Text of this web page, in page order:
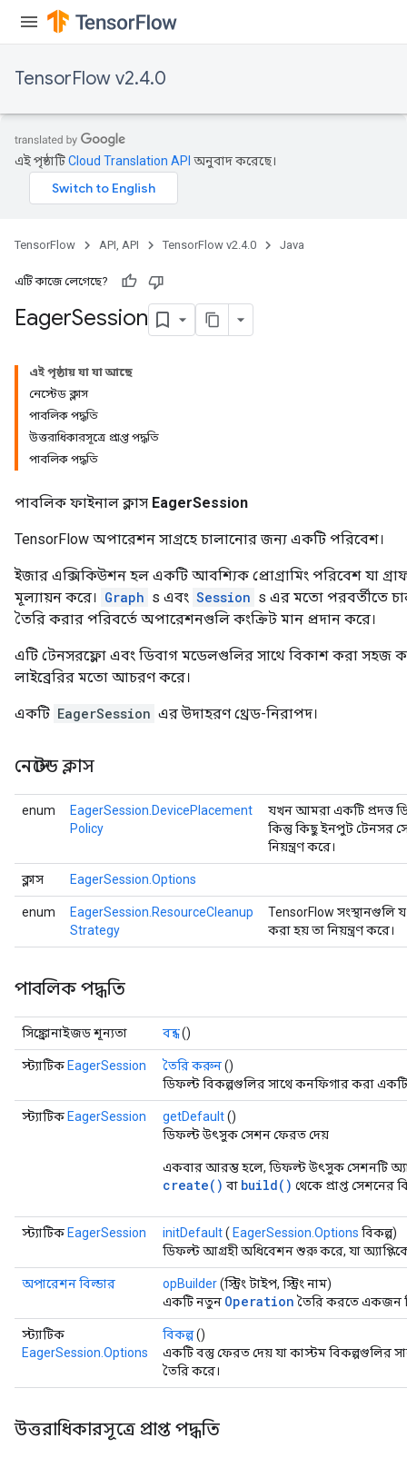
TensorFlow v2.4.0
এই পৃষ্ঠাটিCloud Translation API অনুবাদ করেছে।
TensorFlow API, API TensorFlow v2.4.0 Java
এটি কাজে লেগেছে?
EagerSession
এই পৃষ্ঠায় যা যা আছে
নেস্টেড ক্লাস
পাবলিক পদ্ধতি
উত্তরাধিকারসূত্রে প্রাপ্ত পদ্ধতি
পাবলিক পদ্ধতি
পাবলিক ফাইনাল ক্লাস EagerSession
TensorFlow অপারেশন সাগ্রহে চালানোর জন্য একটি পরিবেশ।
ইজার এক্সিকিউশন হল একটি আবশ্যিক প্রোগ্রামিং পরিবেশ যা
মূল্যায়ন করে। Graph s এবং Session s এর মতো পরবর্তীতে
তৈরি করার পরিবর্তে অপারেশনগুলি কংক্রিট মান প্রদান করে।
এটি টেনসরফ্লো এবং ডিবাগ মডেলগুলির সাথে বিকাশ করা সহজ
লাইব্রেরির মতো আচরণ করে।
একটি EagerSession এর উদাহরণ থ্রেড-নিরাপদ।
নেস্টেড ক্লাস
enum
EagerSession.DevicePlacement
Policy
যখন আমরা একটি প্রদত্ত
কিন্তু কিছু ইনপুট টেনসর
নিয়ন্ত্রণ করে।
ক্লাস EagerSession.Options
enum
EagerSession.ResourceCleanup
Strategy
TensorFlow সংস্থানগুলি
করা হয় তা নিয়ন্ত্রণ করে।
পাবলিক পদ্ধতি
সিঙ্ক্রোনাইজড শূন্যতা বন্ধ()
স্ট্যাটিক EagerSession তৈরি করুন()
ডিফল্ট বিকল্পগুলির সাথে কনফিগার করা
স্ট্যাটিক EagerSession getDefault()
ডিফল্ট উৎসুক সেশন ফেরত দেয়
একবার আরম্ভ হলে, ডিফল্ট উৎসুক সেশনটি
create() বা build() থেকে প্রাপ্ত সেশনের
স্ট্যাটিক EagerSession initDefault( EagerSession.Options বিকল্প)
ডিফল্ট আগ্রহী অধিবেশন শুরু করে, যা
অপারেশন বিল্ডার opBuilder(স্ট্রিং টাইপ, স্ট্রিং নাম)
একটি নতুন Operation তৈরি করতে একজন
স্ট্যাটিক
EagerSession.Options
বিকল্প()
একটি বস্তু ফেরত দেয় যা কাস্টম বিকল্পগুলির
তৈরি করে।
উত্তরাধিকারসূত্রে প্রাপ্ত পদ্ধতি